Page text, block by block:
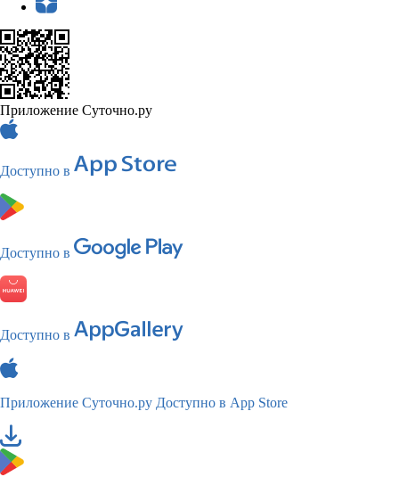
Приложение Суточно.ру
Доступно в
Доступно в
Доступно в
Приложение Суточно.ру Доступно в App Store